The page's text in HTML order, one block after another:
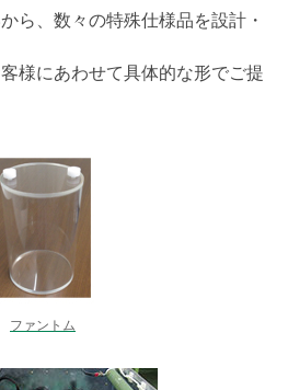
ら、数々の特殊仕様品を設計・
様にあわせて具体的な形でご提
ファントム